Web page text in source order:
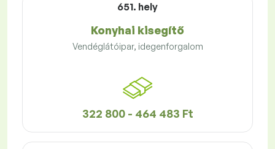
651. hely
Konyhai kisegítő
Vendéglátóipar, idegenforgalom
322 800 - 464 483 Ft